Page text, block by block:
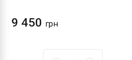
9 450 грн